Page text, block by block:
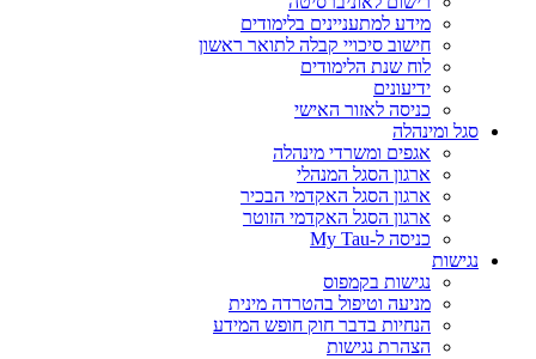
מידע למתעניינים בלימודים
חישוב סיכויי קבלה לתואר ראשון
לוח שנת הלימודים
ידיעונים
כניסה לאזור האישי
סגל ומינהלה
אגפים ומשרדי מינהלה
ארגון הסגל המנהלי
ארגון הסגל האקדמי הבכיר
ארגון הסגל האקדמי הזוטר
כניסה ל-My Tau
נגישות
נגישות בקמפוס
מניעה וטיפול בהטרדה מינית
הנחיות בדבר חוק חופש המידע
הצהרת נגישות